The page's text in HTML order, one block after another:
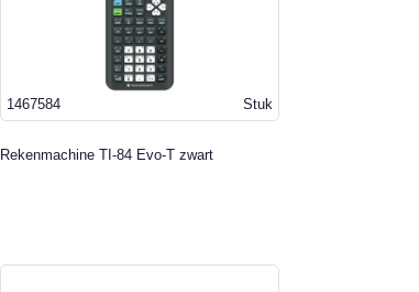
Stuk
1467584
Rekenmachine TI-84 Evo-T zwart